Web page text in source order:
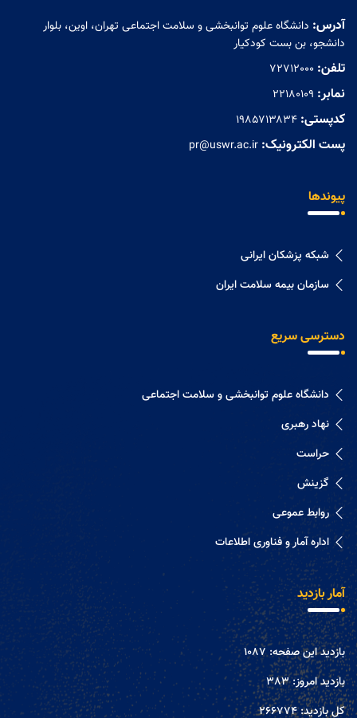
آدرس: دانشگاه علوم توانبخشی و سلامت اجتماعی تهران، اوین، بلوار
دانشجو، بن بست کودکیار
تلفن: 72712000
نمابر: ۲۲۱۸۰۱۰۹
کدپستی: ۱۹۸۵۷۱۳۸۳۴
پست الکترونیک: pr@uswr.ac.ir
پیوندها
شبکه پزشکان ایرانی
سازمان بیمه سلامت ایران
دسترسی سریع
دانشگاه علوم توانبخشی و سلامت اجتماعی
نهاد رهبری
حراست
گزینش
روابط عموعی
اداره آمار و فناوری اطلاعات
آمار بازدید
بازدید این صفحه:1087
بازدید امروز:383
کل بازدید:266774